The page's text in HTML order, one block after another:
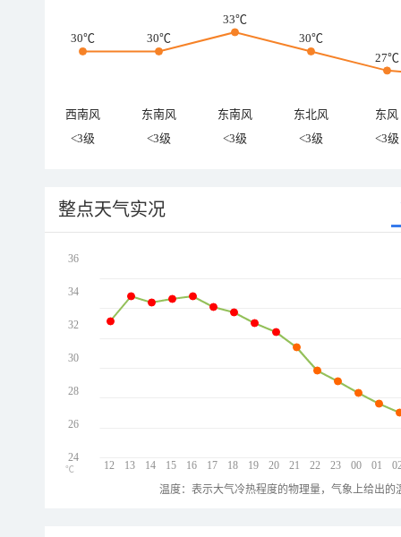
30℃ 30℃
33℃
30℃
27℃
西南风 东南风 东南风 东北风
东风
<3级
<3级 <3级 <3级 <3级
整点天气实况
12 13 14 15 16 17 18 19 20 21 22 23 00 01
36
34
32
30
28
26
24
℃
温度：表示大气冷热程度的物理量，气象上给出